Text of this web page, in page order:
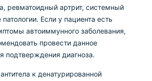
ревматоидный артрит, системный
Если у пациента есть
автоиммунного заболевания,
провести данное
подтверждения диагноза.
к денатурированной